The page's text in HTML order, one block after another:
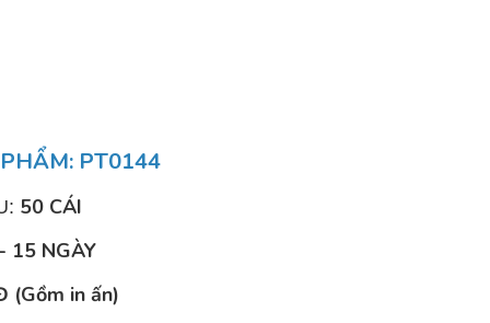
PT0144
50 CÁI
15 NGÀY
in ấn)